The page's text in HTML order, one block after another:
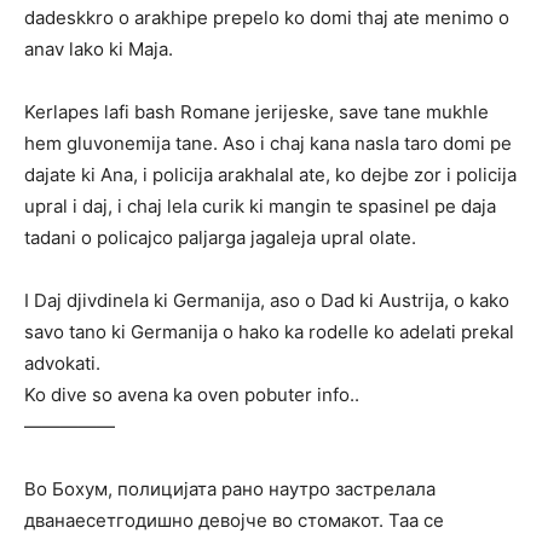
dadeskkro o arakhipe prepelo ko domi thaj ate menimo o
anav lako ki Maja.
Kerlapes lafi bash Romane jerijeske, save tane mukhle
hem gluvonemija tane. Aso i chaj kana nasla taro domi pe
dajate ki Ana, i policija arakhalal ate, ko dejbe zor i policija
upral i daj, i chaj lela curik ki mangin te spasinel pe daja
tadani o policajco paljarga jagaleja upral olate.
I Daj djivdinela ki Germanija, aso o Dad ki Austrija, o kako
savo tano ki Germanija o hako ka rodelle ko adelati prekal
advokati.
Ko dive so avena ka oven pobuter info..
—————
Во Бохум, полицијата рано наутро застрелала
дванаесетгодишно девојче во стомакот. Таа се